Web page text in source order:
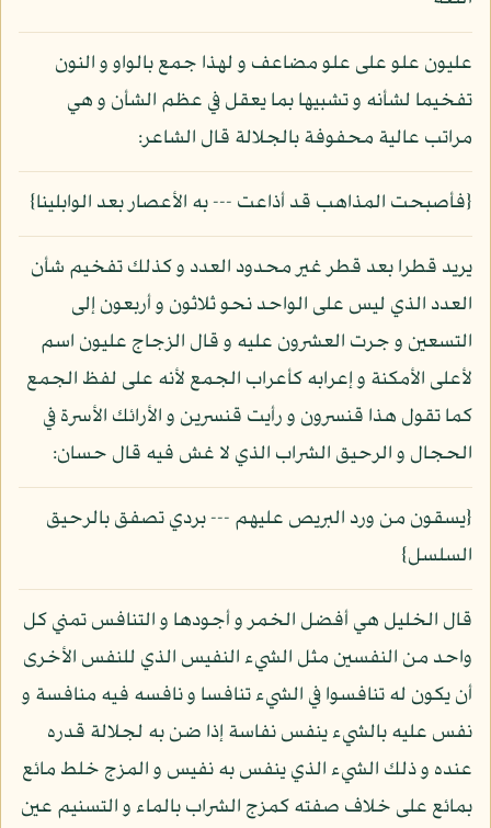
عليون علو على علو مضاعف و لهذا جمع بالواو و النون
تفخيما لشأنه و تشبيها بما يعقل في عظم الشأن و هي
مراتب عالية محفوفة بالجلالة قال الشاعر:
{فأصبحت المذاهب قد أذاعت --- به الأعصار بعد الوابلينا}
يريد قطرا بعد قطر غير محدود العدد و كذلك تفخيم شأن
العدد الذي ليس على الواحد نحو ثلاثون و أربعون إلى
التسعين و جرت العشرون عليه و قال الزجاج عليون اسم
لأعلى الأمكنة و إعرابه كأعراب الجمع لأنه على لفظ الجمع
كما تقول هذا قنسرون و رأيت قنسرين و الأرائك الأسرة في
الحجال و الرحيق الشراب الذي لا غش فيه قال حسان:
{يسقون من ورد البريص عليهم --- بردي تصفق بالرحيق
السلسل}
قال الخليل هي أفضل الخمر و أجودها و التنافس تمني كل
واحد من النفسين مثل الشيء النفيس الذي للنفس الأخرى
أن يكون له تنافسوا في الشيء تنافسا و نافسه فيه منافسة و
نفس عليه بالشيء ينفس نفاسة إذا ضن به لجلالة قدره
عنده و ذلك الشيء الذي ينفس به نفيس و المزج خلط مائع
بمائع على خلاف صفته كمزج الشراب بالماء و التسنيم عين